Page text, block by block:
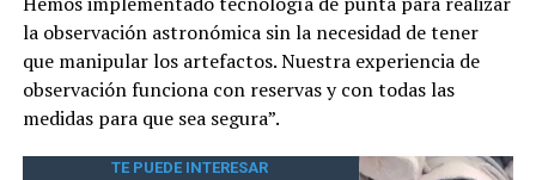
la observación astronómica sin la necesidad de tener
que manipular los artefactos. Nuestra experiencia de
observación funciona con reservas y con todas las
medidas para que sea segura”.
TE PUEDE INTERESAR